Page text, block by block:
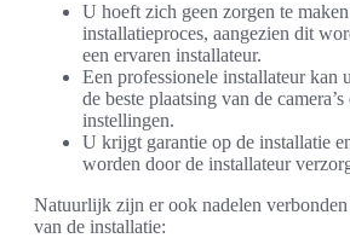
U hoeft zich geen zorgen te
installatieproces, aangezien dit
een ervaren installateur.
Een professionele installateur kan
de beste plaatsing van de
instellingen.
U krijgt garantie op de installatie
worden door de installateur
Natuurlijk zijn er ook nadelen verbonden
van de installatie: